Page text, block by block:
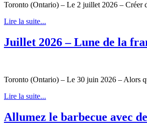
Toronto (Ontario) – Le 2 juillet 2026 – Créer
Lire la suite...
Juillet 2026 – Lune de la
Toronto (Ontario) – Le 30 juin 2026 – Alors
Lire la suite...
Allumez le barbecue avec